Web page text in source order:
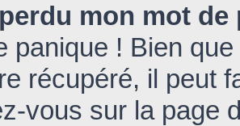
perdu mon mot de
panique ! Bien
récupéré, il peut
vous sur la page